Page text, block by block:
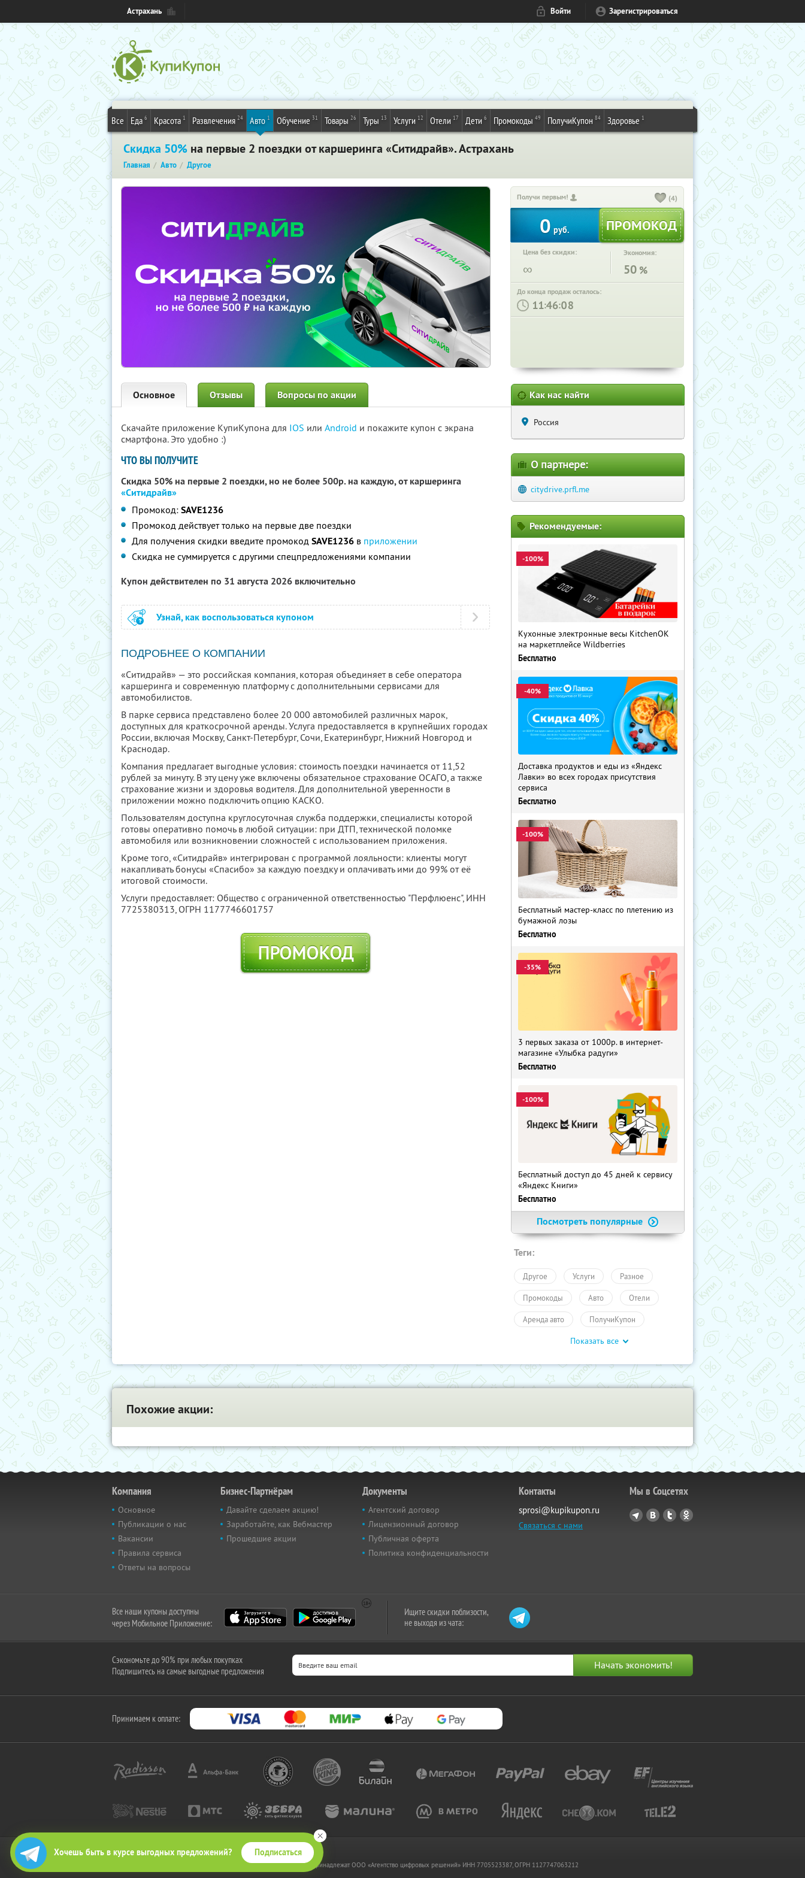
Хочешь быть в курсе выгодных предложений? Подписаться
Астрахань Войти Зарегистрироваться
Все Еда 6 Красота 1 Развлечения 24 Авто 1 Обучение 31 Товары 26 Туры 13 Услуги 12 Отели 17 Дети 6 Промокоды 49 ПолучиКупон 84 Здоровье 1
Скидка 50% на первые 2 поездки от каршеринга «Ситидрайв». Астрахань
Главная Авто Другое
Получи первым! (4)
0 руб.
Цена без скидки:
∞
Экономия:
50 %
До конца продаж осталось:
: :
Основное Отзывы Вопросы по акции
Скачайте приложение КупиКупона для IOS или Android и покажите купон с экрана
смартфона. Это удобно :)
ЧТО ВЫ ПОЛУЧИТЕ
Скидка 50% на первые 2 поездки, но не более 500р. на каждую, от каршеринга
«Ситидрайв»
Промокод: SAVE1236
Промокод действует только на первые две поездки
Для получения скидки введите промокод SAVE1236 в приложении
Скидка не суммируется с другими спецпредложениями компании
Купон действителен по 31 августа 2026 включительно
Узнай, как воспользоваться купоном
ПОДРОБНЕЕ О КОМПАНИИ
«Ситидрайв» — это российская компания, которая объединяет в себе оператора
каршеринга и современную платформу с дополнительными сервисами для
автомобилистов.
В парке сервиса представлено более 20 000 автомобилей различных марок,
доступных для краткосрочной аренды. Услуга предоставляется в крупнейших городах
России, включая Москву, Санкт-Петербург, Сочи, Екатеринбург, Нижний Новгород и
Краснодар.
Компания предлагает выгодные условия: стоимость поездки начинается от 11,52
рублей за минуту. В эту цену уже включены обязательное страхование ОСАГО, а также
страхование жизни и здоровья водителя. Для дополнительной уверенности в
приложении можно подключить опцию КАСКО.
Пользователям доступна круглосуточная служба поддержки, специалисты которой
готовы оперативно помочь в любой ситуации: при ДТП, технической поломке
автомобиля или возникновении сложностей с использованием приложения.
Кроме того, «Ситидрайв» интегрирован с программой лояльности: клиенты могут
накапливать бонусы «Спасибо» за каждую поездку и оплачивать ими до 99% от её
итоговой стоимости.
Услуги предоставляет: Общество с ограниченной ответственностью "Перфлюенс", ИНН
7725380313, ОГРН 1177746601757
ПРОМОКОД
Как нас найти
Россия
О партнере:
citydrive.prfl.me
Рекомендуемые:
-100%
Кухонные электронные весы KitchenOK
на маркетплейсе Wildberries
Бесплатно
-40%
Доставка продуктов и еды из «Яндекс
Лавки» во всех городах присутствия
сервиса
Бесплатно
-100%
Бесплатный мастер-класс по плетению из
бумажной лозы
Бесплатно
-35%
3 первых заказа от 1000р. в интернет-
магазине «Улыбка радуги»
Бесплатно
-100%
Бесплатный доступ до 45 дней к сервису
«Яндекс Книги»
Бесплатно
Посмотреть популярные
Теги:
Другое Услуги Разное
Промокоды Авто Отели
Аренда авто ПолучиКупон
Показать все
Похожие акции:
Компания
Основное
Публикации о нас
Вакансии
Правила сервиса
Ответы на вопросы
Бизнес-Партнёрам
Давайте сделаем акцию!
Заработайте, как Вебмастер
Прошедшие акции
Документы
Агентский договор
Лицензионный договор
Публичная оферта
Политика конфиденциальности
Контакты
sprosi@kupikupon.ru
Связаться с нами
Мы в Соцсетях
Все наши купоны доступны
через Мобильное Приложение:
Ищите скидки поблизости,
не выходя из чата:
Сэкономьте до 90% при любых покупках
Подпишитесь на самые выгодные предложения
Принимаем к оплате:
2010-2026 © КупиКупон. Все права защищены.
Все права на товарный знак "КупиКупон" и на сайт www.kupikupon.ru принадлежат OOO «Агентство цифровых решений» ИНН 7705523387, ОГРН 1127747063212